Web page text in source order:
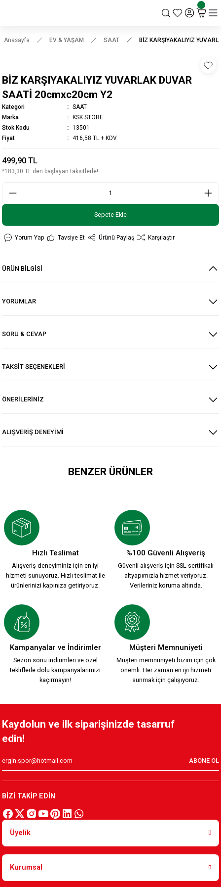
Anasayfa EV & YAŞAM SAAT BİZ KARŞIYAKALIYIZ
BİZ KARŞIYAKALIYIZ YUVARLAK DUVAR
SAATİ 20cmxc20cm Y2
Kategori
SAAT
Marka
KSK STORE
Stok Kodu
13501
Fiyat
416,58 TL + KDV
499,90 TL
*183,30 TL den başlayan taksitlerle!
Sepete Ekle
Yorum Yap Tavsiye Et Ürünü Paylaş Karşılaştır
ÜRÜN BİLGİSİ
YORUMLAR
SORU & CEVAP
TAKSİT SEÇENEKLERİ
ÖNERİLERİNİZ
ALIŞVERİŞ DENEYİMİ
BENZER ÜRÜNLER
499,90 TL
SEMT KARE DUVAR SAATİ 20cmx20cm K6
499,90 TL
35 1/2 KARŞIYAKA KARE DUVAR SAATİ 20cmx20cm K4
499,90 TL
KSK LOGO KARE DUVAR SAATİ 20cmx20cm K3
499,90 TL
Hızlı Teslimat
Alışveriş deneyiminiz için en iyi
hizmeti sunuyoruz. Hızlı teslimat ile
ürünlerinizi kapınıza getiriyoruz.
%100 Güvenli Alışveriş
Güvenli alışveriş için SSL sertifikalı
altyapımızla hizmet veriyoruz.
Verileriniz koruma altında.
Kampanyalar ve İndirimler
Sezon sonu indirimleri ve özel
tekliflerle dolu kampanyalarımızı
kaçırmayın!
Müşteri Memnuniyeti
Müşteri memnuniyeti bizim için çok
önemli. Her zaman en iyi hizmeti
sunmak için çalışıyoruz.
Kaydolun ve ilk siparişinizde tasarruf
edin!
ABONE OL
BİZİ TAKİP EDİN
Üyelik
Kurumsal